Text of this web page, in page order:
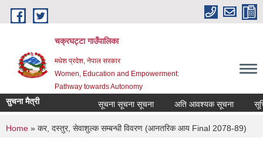
Skip to main content
चक्रघट्टा गाउँपालिका
मधेश प्रदेश, नेपाल सरकार
Women, Education and Empowerment:
Pathway towards Autonomy
सुचना मैत्री सूचना सूचना सूचना अति आवश्यक सूचना
You are here
Home » कर, दस्तुर, सेवाशुल्क सम्बन्धी विवरण (आनतरिक आय Final 2078-89)